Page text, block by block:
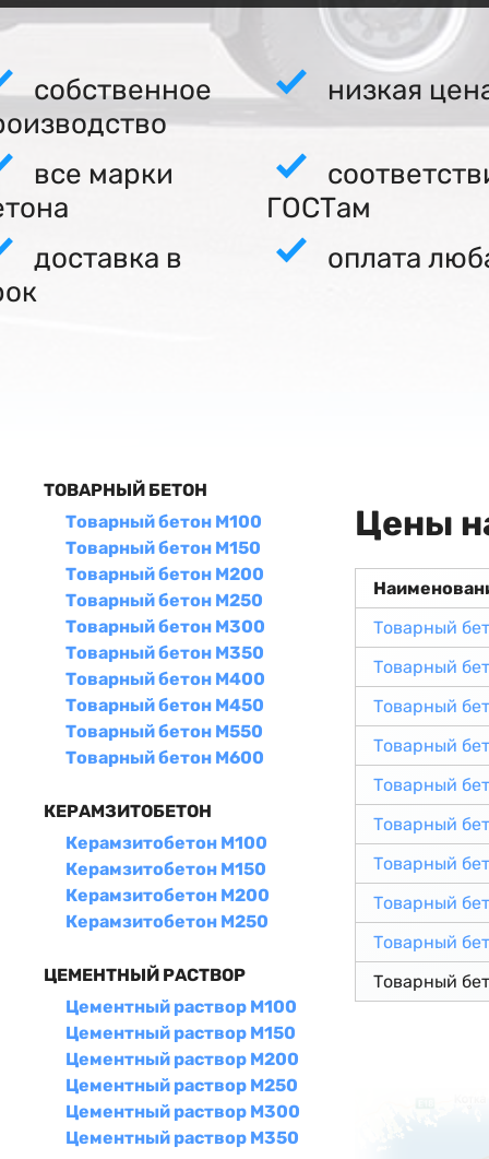
собственное
низкая
все марки
ГОСТам
доставка в
оплата
ТОВАРНЫЙ БЕТОН
Товарный бетон М100
Товарный бетон М150
Товарный бетон М200
Товарный бетон М250
Товарный бетон М300
Товарный бетон М350
Товарный бетон М400
Товарный бетон М450
Товарный бетон М550
Товарный бетон М600
КЕРАМЗИТОБЕТОН
Керамзитобетон М100
Керамзитобетон М150
Керамзитобетон М200
Керамзитобетон М250
ЦЕМЕНТНЫЙ РАСТВОР
Цементный раствор М100
Цементный раствор М150
Цементный раствор М200
Цементный раствор М250
Цементный раствор М300
Цементный раствор М350
Цены
Товарный
Товарный
Товарный
Товарный
Товарный
Товарный
Товарный
Товарный
Товарный
Товарный